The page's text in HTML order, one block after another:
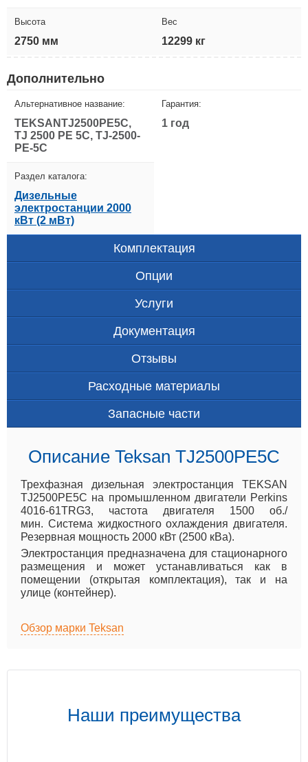
Высота
2750 мм
Вес
12299 кг
Дополнительно
Альтернативное название:
TEKSANTJ2500PE5C,
TJ 2500 PE 5C, TJ-2500-
PE-5C
Гарантия:
1 год
Раздел каталога:
Дизельные
электростанции 2000
кВт (2 мВт)
Комплектация
Опции
Услуги
Документация
Отзывы
Расходные материалы
Запасные части
Описание Teksan TJ2500PE5C
Трехфазная дизельная электростанция TEKSAN
TJ2500PE5C на промышленном двигатели Perkins
4016-61TRG3, частота двигателя 1500 об./
мин. Система жидкостного охлаждения двигателя.
Резервная мощность 2000 кВт (2500 кВа).
Электростанция предназначена для стационарного
размещения и может устанавливаться как в
помещении (открытая комплектация), так и на
улице (контейнер).
Обзор марки Teksan
Наши преимущества